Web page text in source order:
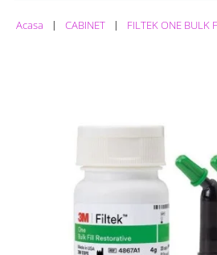
Acasa CABINET FILTEK ONE BULK